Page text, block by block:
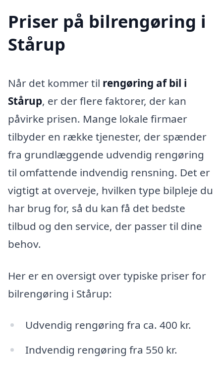
Priser på bilrengøring i
Stårup
Når det kommer til rengøring af bil i
Stårup, er der flere faktorer, der kan
påvirke prisen. Mange lokale firmaer
tilbyder en række tjenester, der spænder
fra grundlæggende udvendig rengøring
til omfattende indvendig rensning. Det er
vigtigt at overveje, hvilken type bilpleje du
har brug for, så du kan få det bedste
tilbud og den service, der passer til dine
behov.
Her er en oversigt over typiske priser for
bilrengøring i Stårup:
Udvendig rengøring fra ca. 400 kr.
Indvendig rengøring fra 550 kr.